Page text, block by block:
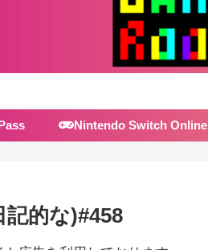
Nintendo Switch Online
的な)#458